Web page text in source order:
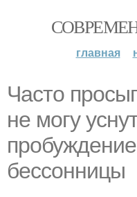
главная
Часто
не могу
бессонницы